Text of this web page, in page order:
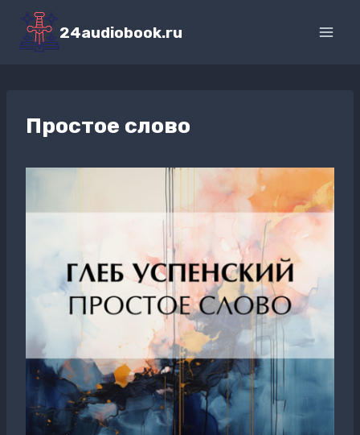
Перейти
содержимому
24audiobook.ru
Простое слово